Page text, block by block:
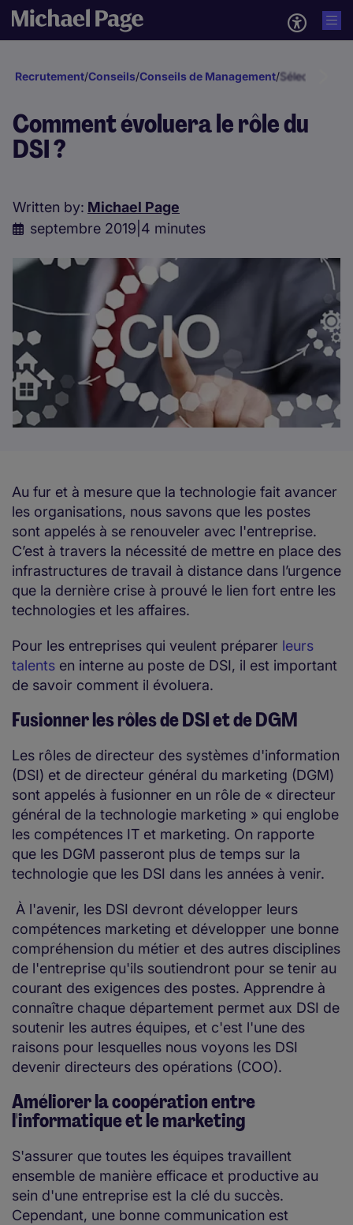
Recrutement/Conseils/Conseils de Management/Sélection et
Comment évoluera le rôle du
DSI ?
Written by: Michael Page
septembre 2019 4 minutes
Au fur et à mesure que la technologie fait avancer
les organisations, nous savons que les postes
sont appelés à se renouveler avec l'entreprise.
C’est à travers la nécessité de mettre en place des
infrastructures de travail à distance dans l’urgence
que la dernière crise à prouvé le lien fort entre les
technologies et les affaires.
Pour les entreprises qui veulent préparer leurs
talents en interne au poste de DSI, il est important
de savoir comment il évoluera.
Fusionner les rôles de DSI et de DGM
Les rôles de directeur des systèmes d'information
(DSI) et de directeur général du marketing (DGM)
sont appelés à fusionner en un rôle de « directeur
général de la technologie marketing » qui englobe
les compétences IT et marketing. On rapporte
que les DGM passeront plus de temps sur la
technologie que les DSI dans les années à venir.
À l'avenir, les DSI devront développer leurs
compétences marketing et développer une bonne
compréhension du métier et des autres disciplines
de l'entreprise qu'ils soutiendront pour se tenir au
courant des exigences des postes. Apprendre à
connaître chaque département permet aux DSI de
soutenir les autres équipes, et c'est l'une des
raisons pour lesquelles nous voyons les DSI
devenir directeurs des opérations (COO).
Améliorer la coopération entre
l'informatique et le marketing
S'assurer que toutes les équipes travaillent
ensemble de manière efficace et productive au
sein d'une entreprise est la clé du succès.
Cependant, une bonne communication est